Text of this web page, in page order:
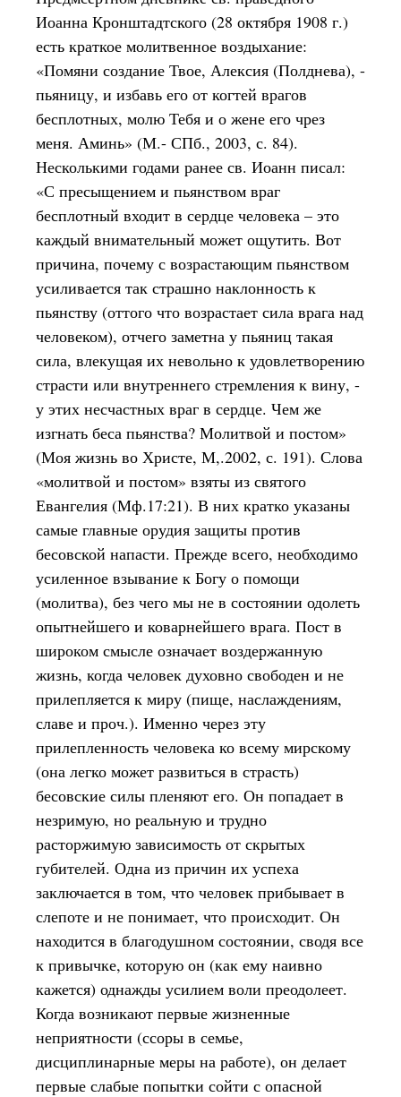
Иоанна Кронштадтского (28 октября 1908 г.)
есть краткое молитвенное воздыхание:
«Помяни создание Твое, Алексия (Полднева), -
пьяницу, и избавь его от когтей врагов
бесплотных, молю Тебя и о жене его чрез
меня. Аминь» (М.- СПб., 2003, с. 84).
Несколькими годами ранее св. Иоанн писал:
«С пресыщением и пьянством враг
бесплотный входит в сердце человека – это
каждый внимательный может ощутить. Вот
причина, почему с возрастающим пьянством
усиливается так страшно наклонность к
пьянству (оттого что возрастает сила врага над
человеком), отчего заметна у пьяниц такая
сила, влекущая их невольно к удовлетворению
страсти или внутреннего стремления к вину, -
у этих несчастных враг в сердце. Чем же
изгнать беса пьянства? Молитвой и постом»
(Моя жизнь во Христе, М,.2002, с. 191). Слова
«молитвой и постом» взяты из святого
Евангелия (Мф.17:21). В них кратко указаны
самые главные орудия защиты против
бесовской напасти. Прежде всего, необходимо
усиленное взывание к Богу о помощи
(молитва), без чего мы не в состоянии одолеть
опытнейшего и коварнейшего врага. Пост в
широком смысле означает воздержанную
жизнь, когда человек духовно свободен и не
прилепляется к миру (пище, наслаждениям,
славе и проч.). Именно через эту
прилепленность человека ко всему мирскому
(она легко может развиться в страсть)
бесовские силы пленяют его. Он попадает в
незримую, но реальную и трудно
расторжимую зависимость от скрытых
губителей. Одна из причин их успеха
заключается в том, что человек прибывает в
слепоте и не понимает, что происходит. Он
находится в благодушном состоянии, сводя все
к привычке, которую он (как ему наивно
кажется) однажды усилием воли преодолеет.
Когда возникают первые жизненные
неприятности (ссоры в семье,
дисциплинарные меры на работе), он делает
первые слабые попытки сойти с опасной